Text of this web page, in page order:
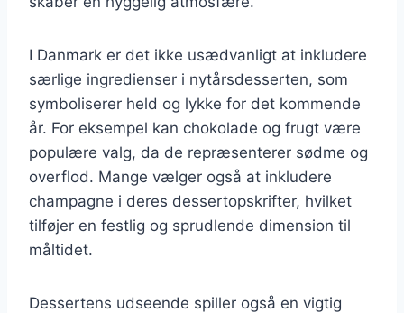
I Danmark er det ikke usædvanligt at inkludere
særlige ingredienser i nytårsdesserten, som
symboliserer held og lykke for det kommende
år. For eksempel kan chokolade og frugt være
populære valg, da de repræsenterer sødme og
overflod. Mange vælger også at inkludere
champagne i deres dessertopskrifter, hvilket
tilføjer en festlig og sprudlende dimension til
måltidet.
Dessertens udseende spiller også en vigtig